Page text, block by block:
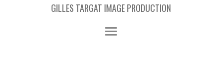
GILLES TARGAT IMAGE PRODUCTION